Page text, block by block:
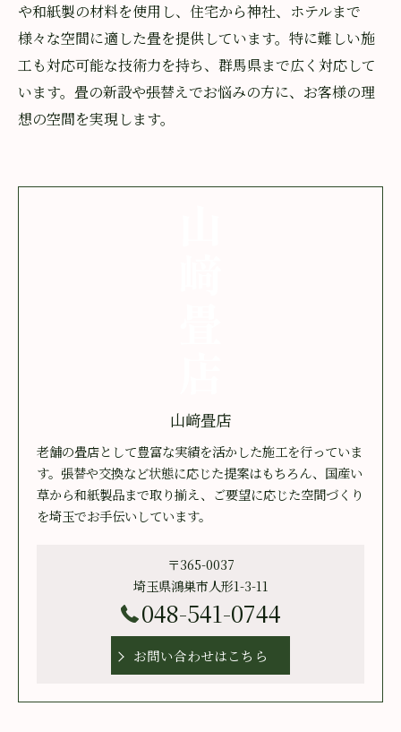
や和紙製の材料を使用し、住宅から神社、ホテルまで
様々な空間に適した畳を提供しています。特に難しい施
工も対応可能な技術力を持ち、群馬県まで広く対応して
います。畳の新設や張替えでお悩みの方に、お客様の理
想の空間を実現します。
山﨑畳店
老舗の畳店として豊富な実績を活かした施工を行っていま
す。張替や交換など状態に応じた提案はもちろん、国産い
草から和紙製品まで取り揃え、ご要望に応じた空間づくり
を埼玉でお手伝いしています。
〒365-0037
埼玉県鴻巣市人形1-3-11
048-541-0744
お問い合わせはこちら